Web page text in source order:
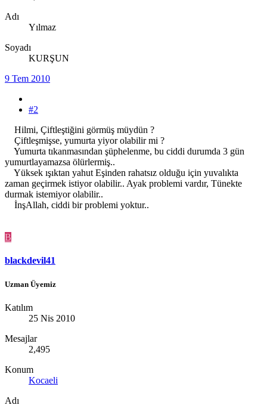
Adı
Yılmaz
Soyadı
KURŞUN
9 Tem 2010
#2
Hilmi, Çiftleştiğini görmüş müydün ?
Çiftleşmişse, yumurta yiyor olabilir mi ?
Yumurta tıkanmasından şüphelenme, bu ciddi durumda 3 gün
yumurtlayamazsa ölürlermiş..
Yüksek ışıktan yahut Eşinden rahatsız olduğu için yuvalıkta
zaman geçirmek istiyor olabilir.. Ayak problemi vardır, Tünekte
durmak istemiyor olabilir..
İnşAllah, ciddi bir problemi yoktur..
B
blackdevil41
Uzman Üyemiz
Katılım
25 Nis 2010
Mesajlar
2,495
Konum
Kocaeli
Adı